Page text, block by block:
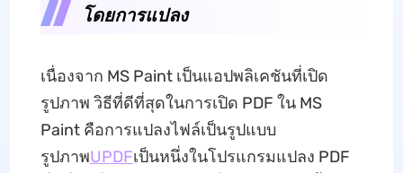
โดยการแปลง
เนื่องจาก MS Paint เป็นแอปพลิเคชันที่เปิด
รูปภาพ วิธีที่ดีที่สุดในการเปิด PDF ใน MS
Paint คือการแปลงไฟล์เป็นรูปแบบ
รูปภาพUPDFเป็นหนึ่งในโปรแกรมแปลง PDF